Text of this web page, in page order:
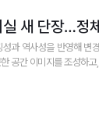
새 단장…정
영해 변경했다고 밝혔다. 이번
공간 이미지를 조성하